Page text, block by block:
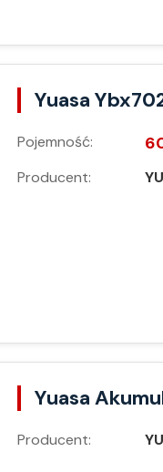
Yuasa
Pojemność:
Producent:
Yuasa
Producent: